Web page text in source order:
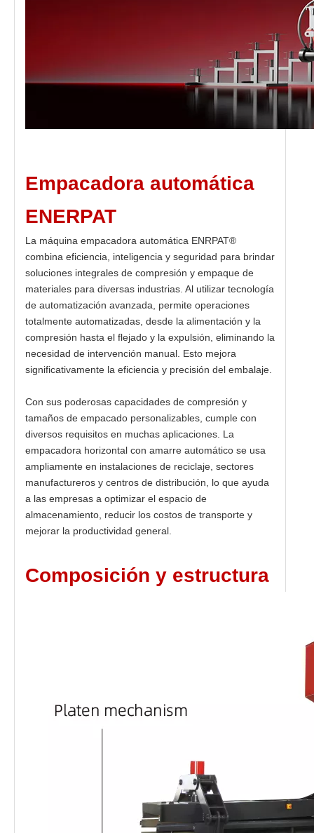
Empacadora automática
ENERPAT
La máquina empacadora automática ENRPAT®
combina eficiencia, inteligencia y seguridad para brindar
soluciones integrales de compresión y empaque de
materiales para diversas industrias. Al utilizar tecnología
de automatización avanzada, permite operaciones
totalmente automatizadas, desde la alimentación y la
compresión hasta el flejado y la expulsión, eliminando la
necesidad de intervención manual. Esto mejora
significativamente la eficiencia y precisión del embalaje.
Con sus poderosas capacidades de compresión y
tamaños de empacado personalizables, cumple con
diversos requisitos en muchas aplicaciones. La
empacadora horizontal con amarre automático se usa
ampliamente en instalaciones de reciclaje, sectores
manufactureros y centros de distribución, lo que ayuda
a las empresas a optimizar el espacio de
almacenamiento, reducir los costos de transporte y
mejorar la productividad general.
Composición y estructura